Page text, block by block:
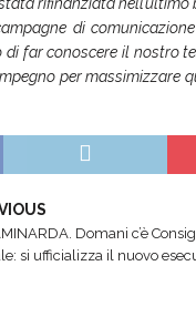
di
di far conoscere il nostro
per
Domani c’è
si ufficializza il nuovo